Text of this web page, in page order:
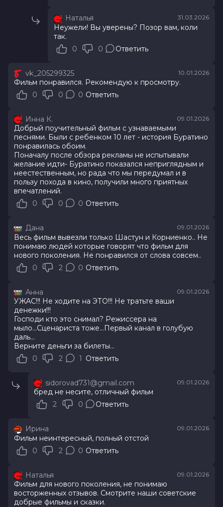
Наталья 31.03.2026
Неужели! Вы уверены? Позор вам, коли
так.
0
0 Ответить
vk_205299325 10.01.2026
Фильм понравился. Рекомендую к просмотру.
0
0 0 Ответить
Инна К. 09.01.2026
Добрый поучительный фильм с узнаваемыми
песнями. Были с ребенком 10 лет - история Буратино
понравилась обоим.
Поначалу после обзора рекламы не испытывали
желание идти- Буратино показался неприглядным и
неестественным, но рада что мы передумал и в
пользу похода в кино, получили много приятных
впечатлений.
0
0 0 Ответить
Дана 09.01.2026
Весь фильм вывезли только Шастун и Корниенко.. Не
понимаю людей которые говорят что фильм для
нового поколения. Не понравился от слова совсем..
0
2 0 Ответить
Анна 09.01.2026
УЖАС!!! Не ходите на ЭТО!!! Не тратьте ваши
денежки!!!
Господи кто это снимал? Режиссера на
мыло...Сценариста тоже...Первый канал в голубую
даль...
Верните деньги за билеты...
0
2 1 Ответить
sidorovad731@gmail.com 09.01.2026
бред не несите, отличный фильм
2
0 Ответить
Ирина 09.01.2026
Фильм неинтересный, полный отстой
0
2 0 Ответить
Наталья 09.01.2026
Фильм для нового поколения, не понимаю
восторженных отзывов. Смотрите наши советские
добрые фильмы и сказки.